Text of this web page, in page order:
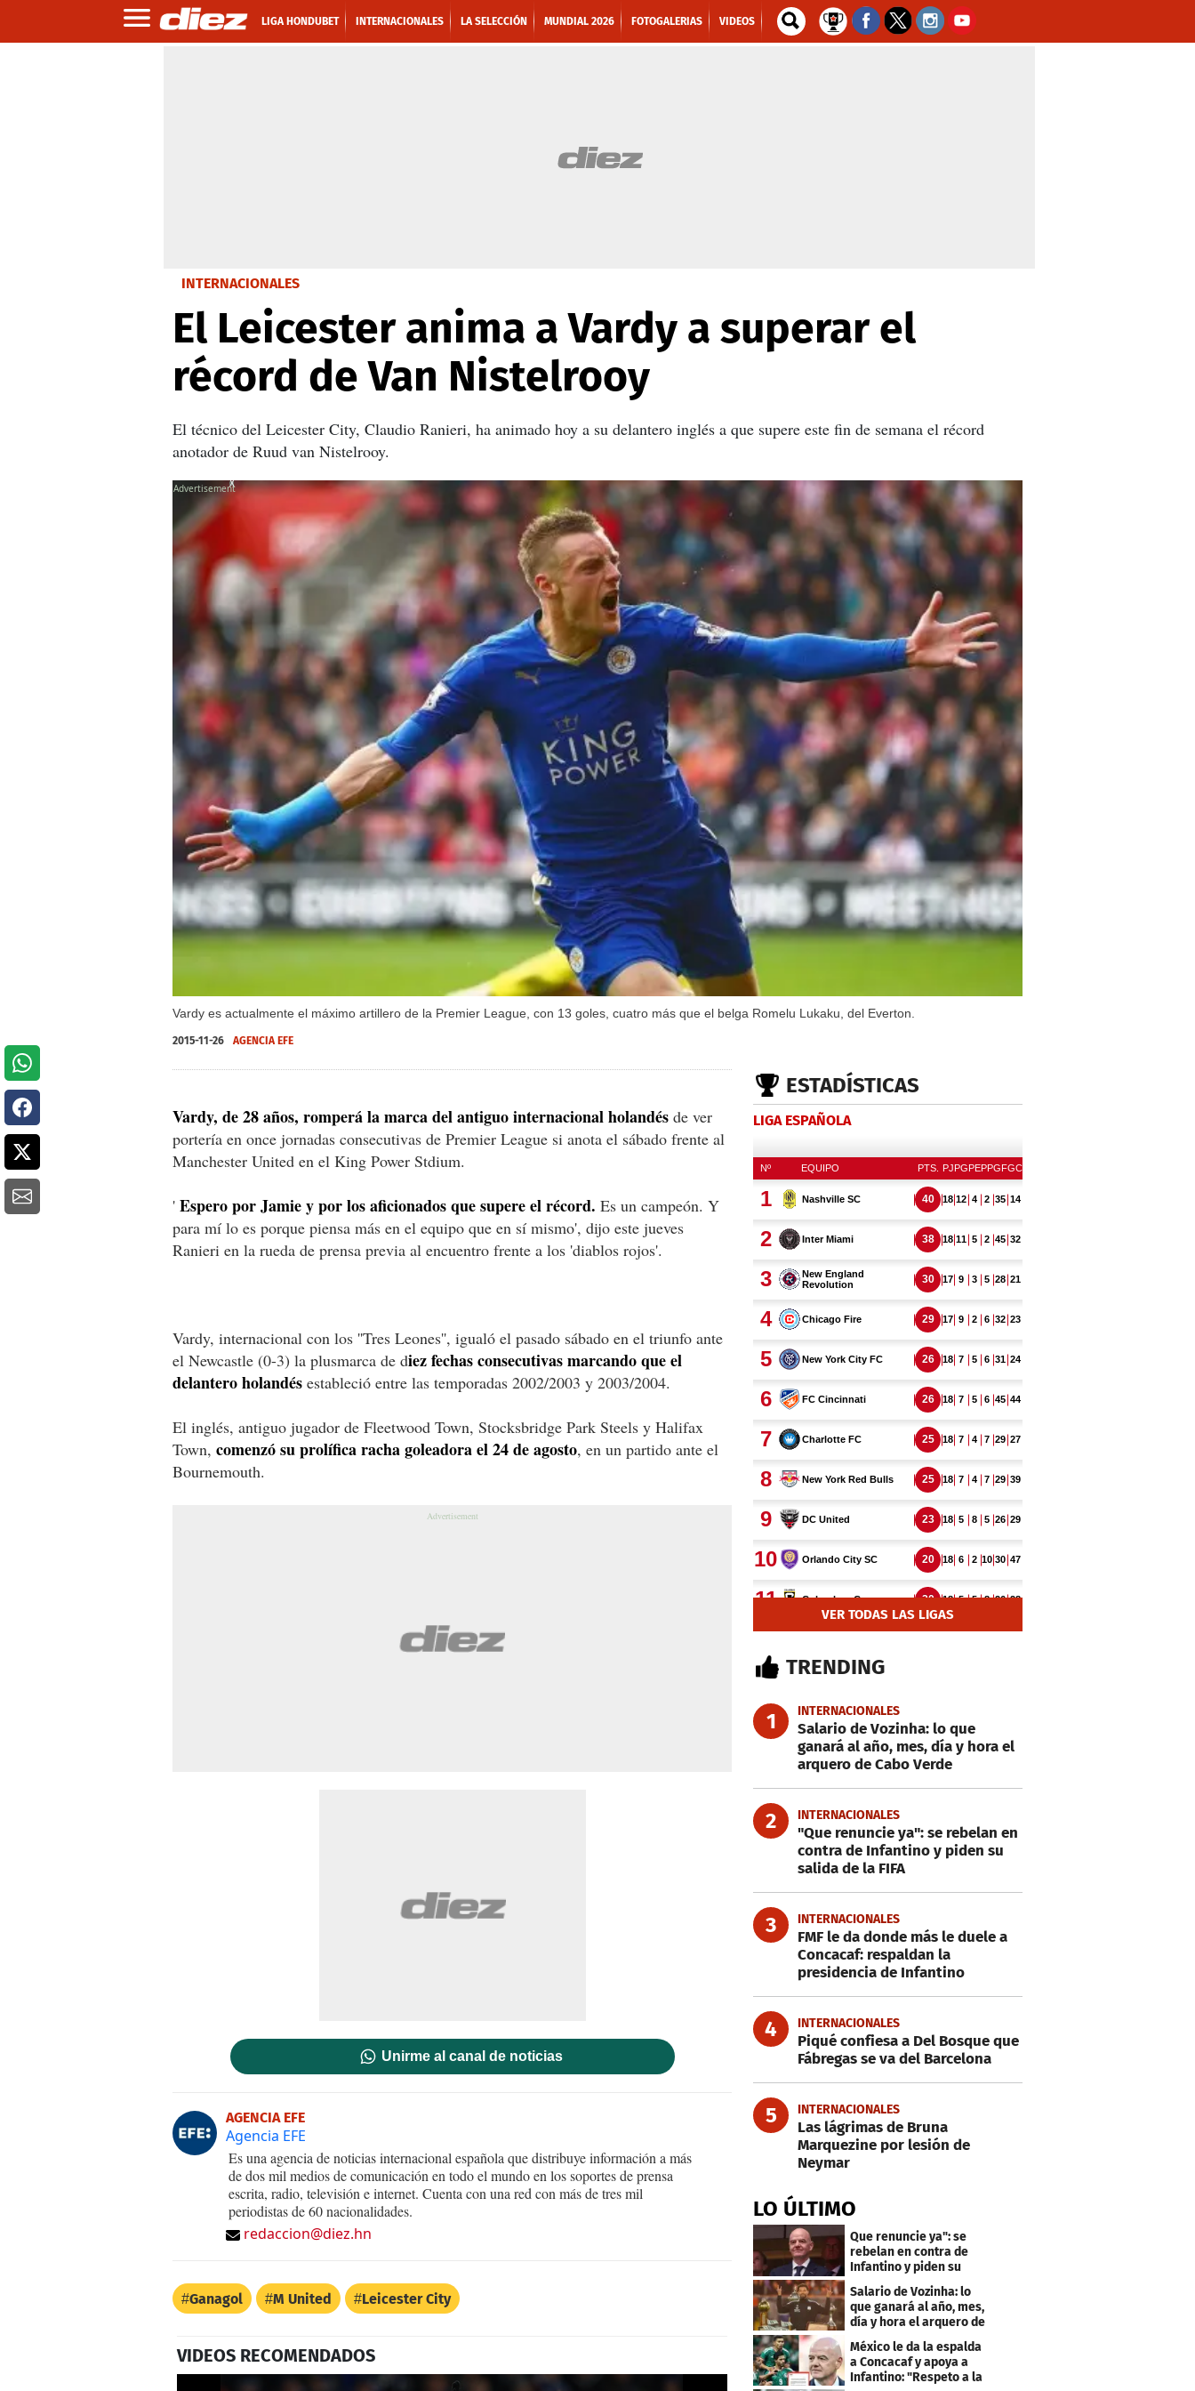
LIGA HONDUBET INTERNACIONALES LA SELECCIÓN MUNDIAL 2026 FOTOGALERIAS VIDEOS
INTERNACIONALES
El Leicester anima a Vardy a superar el
récord de Van Nistelrooy
El técnico del Leicester City, Claudio Ranieri, ha animado hoy a su delantero inglés a que supere este fin de semana el récord
anotador de Ruud van Nistelrooy.
Vardy es actualmente el máximo artillero de la Premier League, con 13 goles, cuatro más que el belga Romelu Lukaku, del Everton.
X
2015-11-26 AGENCIA EFE
Vardy, de 28 años, romperá la marca del antiguo internacional holandés de ver
portería en once jornadas consecutivas de Premier League si anota el sábado frente al
Manchester United en el King Power Stdium.
' Espero por Jamie y por los aficionados que supere el récord. Es un campeón. Y
para mí lo es porque piensa más en el equipo que en sí mismo', dijo este jueves
Ranieri en la rueda de prensa previa al encuentro frente a los 'diablos rojos'.
Vardy, internacional con los ''Tres Leones'', igualó el pasado sábado en el triunfo ante
el Newcastle (0-3) la plusmarca de diez fechas consecutivas marcando que el
delantero holandés estableció entre las temporadas 2002/2003 y 2003/2004.
El inglés, antiguo jugador de Fleetwood Town, Stocksbridge Park Steels y Halifax
Town, comenzó su prolífica racha goleadora el 24 de agosto, en un partido ante el
Bournemouth.
Unirme al canal de noticias
AGENCIA EFE
Agencia EFE
Es una agencia de noticias internacional española que distribuye información a más
de dos mil medios de comunicación en todo el mundo en los soportes de prensa
escrita, radio, televisión e internet. Cuenta con una red con más de tres mil
periodistas de 60 nacionalidades.
redaccion@diez.hn
Ganagol M United Leicester City
VIDEOS RECOMENDADOS
ESTADÍSTICAS
LIGA ESPAÑOLA
VER TODAS LAS LIGAS
TRENDING
1 INTERNACIONALES
Salario de Vozinha: lo que
ganará al año, mes, día y hora el
arquero de Cabo Verde
2 INTERNACIONALES
"Que renuncie ya": se rebelan en
contra de Infantino y piden su
salida de la FIFA
3 INTERNACIONALES
FMF le da donde más le duele a
Concacaf: respaldan la
presidencia de Infantino
4 INTERNACIONALES
Piqué confiesa a Del Bosque que
Fábregas se va del Barcelona
5 INTERNACIONALES
Las lágrimas de Bruna
Marquezine por lesión de
Neymar
LO ÚLTIMO
Que renuncie ya": se
rebelan en contra de
Infantino y piden su
salida de la FIFA
Salario de Vozinha: lo
que ganará al año, mes,
día y hora el arquero de
Cabo Verde
México le da la espalda
a Concacaf y apoya a
Infantino: "Respeto a la